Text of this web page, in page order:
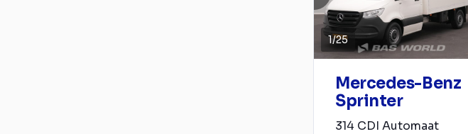
1/25
Mercedes-Benz
Sprinter
314 CDI Automaat